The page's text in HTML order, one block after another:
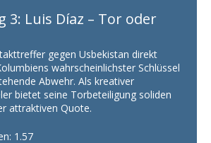
3: Luis Díaz – Tor oder
gegen Usbekistan direkt
wahrscheinlichster Schlüssel
Abwehr. Als kreativer
bietet seine Torbeteiligung soliden
attraktiven Quote.
1.57